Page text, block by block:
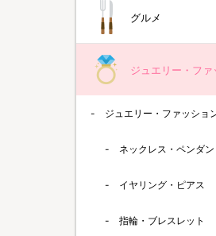
グルメ
ジュエリー・ファ
ジュエリー・ファッショ
ネックレス・ペンダン
イヤリング・ピアス
指輪・ブレスレット